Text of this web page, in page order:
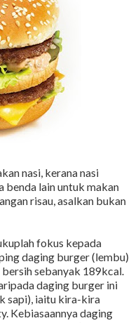
nasi, kerana nasi
benda lain untuk makan
risau, asalkan bukan
fokus kepada
daging burger (lembu)
sebanyak 189kcal.
daging burger ini
sapi), iaitu kira-kira
Kebiasaannya daging